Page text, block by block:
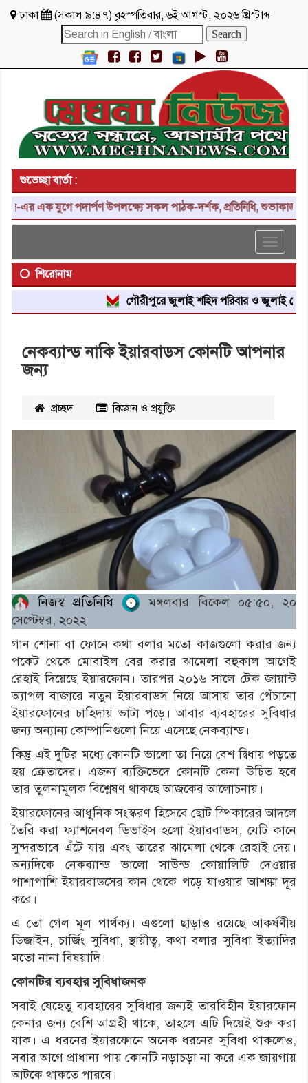
ঢাকা (সকাল ৯:৪৭)বৃহস্পতিবার,৬ই আগস্ট, ২০২৬ খ্রিস্টাব্দ
শুভেচ্ছা বার্তা :
পদার্পণ উপলক্ষ্যে সকল পাঠক-দর্শক, প্রতিনিধি, শুভাকাঙ্ক্ষী,
Toggle
শিরোনাম
গৌরীপুরে জুলাই শহিদ পরিবার ও জুলাই যোদ্ধাদের
নেকব্যান্ড নাকি ইয়ারবাডস কোনটি আপনার
জন্য
প্রচ্ছদ বিজ্ঞান ও প্রযুক্তি
নিজস্ব প্রতিনিধি
মঙ্গলবার বিকেল ০৫:৫০, ২০
সেপ্টেম্বর, ২০২২
গান শোনা বা ফোনে কথা বলার মতো কাজগুলো করার জন্য
পকেট থেকে মোবাইল বের করার ঝামেলা বহুকাল আগেই
রেহাই দিয়েছে ইয়ারফোন। তারপর ২০১৬ সালে টেক জায়ান্ট
অ্যাপল বাজারে নতুন ইয়ারবাডস নিয়ে আসায় তার পেঁচানো
ইয়ারফোনের চাহিদায় ভাটা পড়ে। আবার ব্যবহারের সুবিধার
জন্য অন্যান্য কোম্পানিগুলো নিয়ে এসেছে নেকব্যান্ড।
কিন্তু এই দুটির মধ্যে কোনটি ভালো তা নিয়ে বেশ দ্বিধায় পড়তে
হয় ক্রেতাদের। এজন্য ব্যক্তিভেদে কোনটি কেনা উচিত হবে
তার তুলনামূলক বিশ্লেষণ থাকছে আজকের আলোচনায়।
ইয়ারফোনের আধুনিক সংস্করণ হিসেবে ছোট স্পিকারের আদলে
তৈরি করা ফ্যাশনেবল ডিভাইস হলো ইয়ারবাডস, যেটি কানে
সুন্দরভাবে এঁটে যায় এবং তারের ঝামেলা থেকে রেহাই দেয়।
অন্যদিকে নেকব্যান্ড ভালো সাউন্ড কোয়ালিটি দেওয়ার
পাশাপাশি ইয়ারবাডসের কান থেকে পড়ে যাওয়ার আশঙ্কা দূর
করে।
এ তো গেল মূল পার্থক্য। এগুলো ছাড়াও রয়েছে আকর্ষণীয়
ডিজাইন, চার্জিং সুবিধা, স্থায়ীত্ব, কথা বলার সুবিধা ইত্যাদির
মতো নানা বিষয়াদি।
কোনটির ব্যবহার সুবিধাজনক
সবাই যেহেতু ব্যবহারের সুবিধার জন্যই তারবিহীন ইয়ারফোন
কেনার জন্য বেশি আগ্রহী থাকে, তাহলে এটি দিয়েই শুরু করা
যাক। এ ধরনের ইয়ারফোনে অনেক ধরনের সুবিধা থাকলেও,
সবার আগে প্রাধান্য পায় কোনটি নড়াচড়া না করে এক জায়গায়
আটকে থাকতে পারবে।